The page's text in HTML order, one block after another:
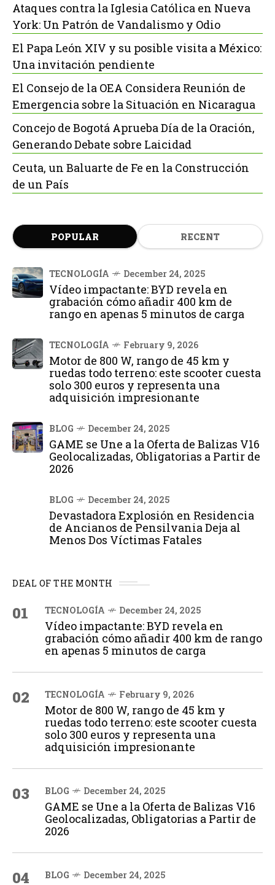
Ataques contra la Iglesia Católica en Nueva
York: Un Patrón de Vandalismo y Odio
El Papa León XIV y su posible visita a México:
Una invitación pendiente
El Consejo de la OEA Considera Reunión de
Emergencia sobre la Situación en Nicaragua
Concejo de Bogotá Aprueba Día de la Oración,
Generando Debate sobre Laicidad
Ceuta, un Baluarte de Fe en la Construcción
de un País
POPULAR RECENT
TECNOLOGÍA December 24, 2025
Vídeo impactante: BYD revela en
grabación cómo añadir 400 km de
rango en apenas 5 minutos de carga
TECNOLOGÍA February 9, 2026
Motor de 800 W, rango de 45 km y
ruedas todo terreno: este scooter cuesta
solo 300 euros y representa una
adquisición impresionante
BLOG December 24, 2025
GAME se Une a la Oferta de Balizas V16
Geolocalizadas, Obligatorias a Partir de
2026
BLOG December 24, 2025
Devastadora Explosión en Residencia
de Ancianos de Pensilvania Deja al
Menos Dos Víctimas Fatales
DEAL OF THE MONTH
01 TECNOLOGÍA December 24, 2025
Vídeo impactante: BYD revela en
grabación cómo añadir 400 km de rango
en apenas 5 minutos de carga
02 TECNOLOGÍA February 9, 2026
Motor de 800 W, rango de 45 km y
ruedas todo terreno: este scooter cuesta
solo 300 euros y representa una
adquisición impresionante
03 BLOG December 24, 2025
GAME se Une a la Oferta de Balizas V16
Geolocalizadas, Obligatorias a Partir de
2026
04 BLOG December 24, 2025